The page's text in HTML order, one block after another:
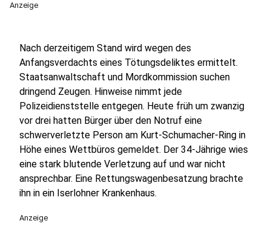
Anzeige
Nach derzeitigem Stand wird wegen des
Anfangsverdachts eines Tötungsdeliktes ermittelt.
Staatsanwaltschaft und Mordkommission suchen
dringend Zeugen. Hinweise nimmt jede
Polizeidienststelle entgegen. Heute früh um zwanzig
vor drei hatten Bürger über den Notruf eine
schwerverletzte Person am Kurt-Schumacher-Ring in
Höhe eines Wettbüros gemeldet. Der 34-Jährige wies
eine stark blutende Verletzung auf und war nicht
ansprechbar. Eine Rettungswagenbesatzung brachte
ihn in ein Iserlohner Krankenhaus.
Anzeige